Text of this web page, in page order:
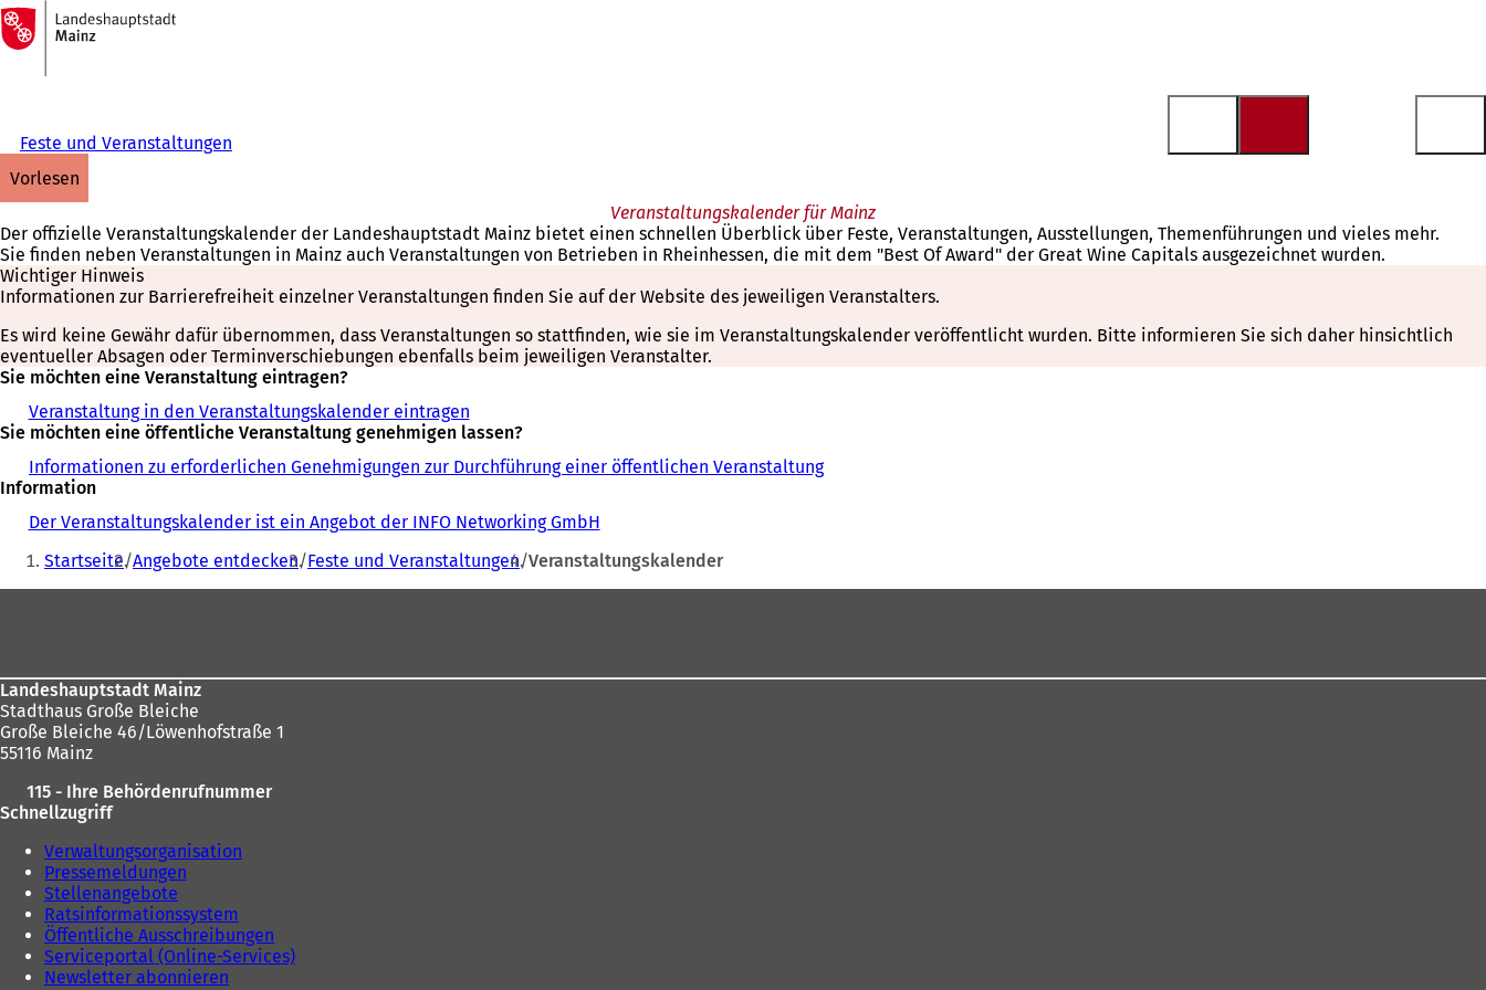
Inhalt anspringen
Zur
Startseite
Feste und Veranstaltungen
vorlesen
Veranstaltungskalender für Mainz
Der offizielle Veranstaltungskalender der Landeshauptstadt Mainz bietet einen schnellen Überblick über Feste, Veranstaltungen, Ausstellungen, Themenführungen und vieles mehr.
Sie finden neben Veranstaltungen in Mainz auch Veranstaltungen von Betrieben in Rheinhessen, die mit dem "Best Of Award" der Great Wine Capitals ausgezeichnet wurden.
Wichtiger Hinweis
Informationen zur Barrierefreiheit einzelner Veranstaltungen finden Sie auf der Website des jeweiligen Veranstalters.
Es wird keine Gewähr dafür übernommen, dass Veranstaltungen so stattfinden, wie sie im Veranstaltungskalender veröffentlicht wurden. Bitte informieren Sie sich daher hinsichtlich
eventueller Absagen oder Terminverschiebungen ebenfalls beim jeweiligen Veranstalter.
Sie möchten eine Veranstaltung eintragen?
Veranstaltung in den Veranstaltungskalender eintragen
Sie möchten eine öffentliche Veranstaltung genehmigen lassen?
Informationen zu erforderlichen Genehmigungen zur Durchführung einer öffentlichen Veranstaltung
Information
Der Veranstaltungskalender ist ein Angebot der INFO Networking GmbH
Sie
befinden
Startseite Angebote entdecken Feste und Veranstaltungen Veranstaltungskalender
Landeshauptstadt Mainz
Stadthaus Große Bleiche
Große Bleiche 46/Löwenhofstraße 1
55116 Mainz
115 - Ihre Behördenrufnummer
Schnellzugriff
Verwaltungsorganisation
Pressemeldungen
Stellenangebote
Ratsinformationssystem
Öffentliche Ausschreibungen
Serviceportal (Online-Services)
Newsletter abonnieren